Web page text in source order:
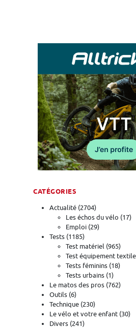
CATÉGORIES
Actualité (2704)
Les échos du vélo (17)
Emploi (29)
Tests (1185)
Test matériel (965)
Test équipement textile
Tests féminins (18)
Tests urbains (1)
Le matos des pros (762)
Outils (6)
Technique (230)
Le vélo et votre enfant (30)
Divers (241)